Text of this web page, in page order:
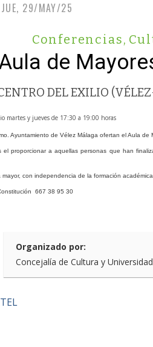
JUE, 29/MAY/25
Conferencias,
de
DEL EXILIO
martes y jueves de 17:30 a 19:00 horas
Ayuntamiento de Vélez Málaga ofertan el Aula de
proporcionar a aquellas personas que han
con independencia de la formación
667 38 95 30
Organizado por:
Concejalía de Cultura y